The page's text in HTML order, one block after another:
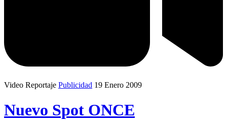
Video Reportaje Publicidad 19 Enero 2009
Nuevo Spot ONCE